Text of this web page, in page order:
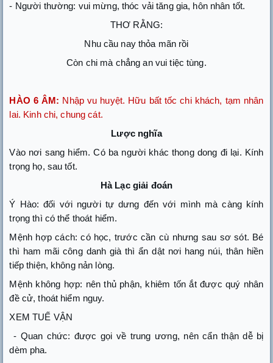
- Người thường: vui mừng, thóc vải tăng gia, hôn nhân tốt.
THƠ RẰNG:
Nhu cầu nay thỏa mãn rồi
Còn chi mà chẳng an vui tiệc tùng.
HÀO 6 ÂM: Nhập vu huyệt. Hữu bất tốc chi khách, tạm nhân
lai. Kinh chi, chung cát.
Lược nghĩa
Vào nơi sang hiểm. Có ba người khác thong dong đi lại. Kính
trọng họ, sau tốt.
Hà Lạc giải đoán
Ý Hào: đối với người tự dưng đến với mình mà càng kính
trọng thì có thể thoát hiểm.
Mệnh hợp cách: có học, trước cần cù nhưng sau sơ sót. Bé
thì ham mãi công danh già thì ẩn dật nơi hang núi, thân hiền
tiếp thiện, không nản lòng.
Mệnh không hợp: nên thủ phận, khiêm tốn ắt được quý nhân
đề cử, thoát hiểm nguy.
XEM TUẾ VẬN
- Quan chức: được gọi về trung ương, nên cẩn thận dễ bị
dèm pha.